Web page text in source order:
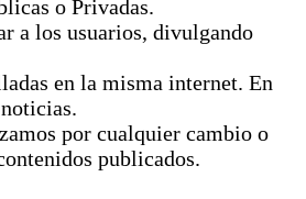
o Privadas.
a los usuarios, divulgando
en la misma internet. En
por cualquier cambio o
publicados.